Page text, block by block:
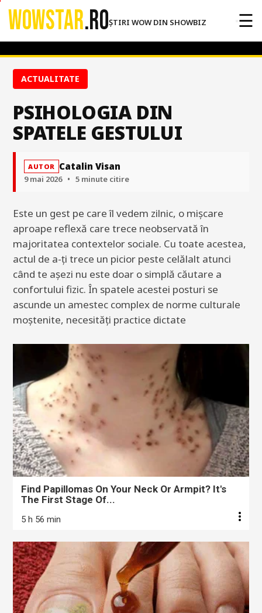
WOWSTAR.ROȘTIRI WOW DIN SHOWBIZ ☰
ACTUALITATE
PSIHOLOGIA DIN
SPATELE GESTULUI
AUTOR Catalin Visan
9 mai 2026 • 5 minute citire
Este un gest pe care îl vedem zilnic, o mișcare
aproape reflexă care trece neobservată în
majoritatea contextelor sociale. Cu toate acestea,
actul de a-ți trece un picior peste celălalt atunci
când te așezi nu este doar o simplă căutare a
confortului fizic. În spatele acestei posturi se
ascunde un amestec complex de norme culturale
moștenite, necesități practice dictate
Find Papillomas On Your Neck Or Armpit? It's
The First Stage Of...
5 h 56 min